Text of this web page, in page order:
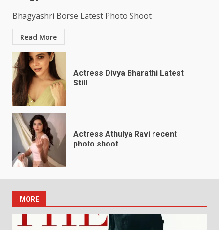
Bhagyashri Borse Latest Photo Shoot
Read More
Actress Divya Bharathi Latest
Still
Actress Athulya Ravi recent
photo shoot
MORE